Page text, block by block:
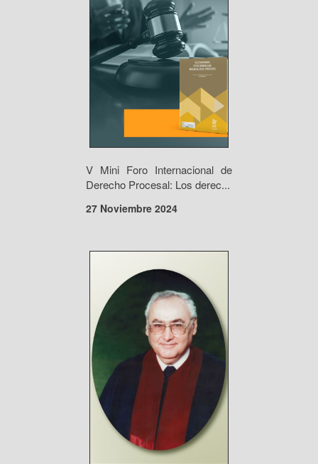
V Mini Foro Internacional de
Derecho Procesal: Los derec...
27 Noviembre 2024